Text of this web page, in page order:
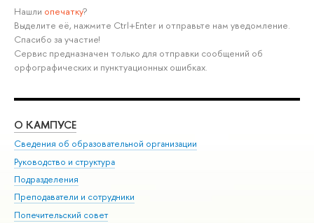
Нашли опечатку?
Выделите её, нажмите Ctrl+Enter и отправьте нам уведомление.
Спасибо за участие!
Сервис предназначен только для отправки сообщений об
орфографических и пунктуационных ошибках.
О КАМПУСЕ
Сведения об образовательной организации
Руководство и структура
Подразделения
Преподаватели и сотрудники
Попечительский совет